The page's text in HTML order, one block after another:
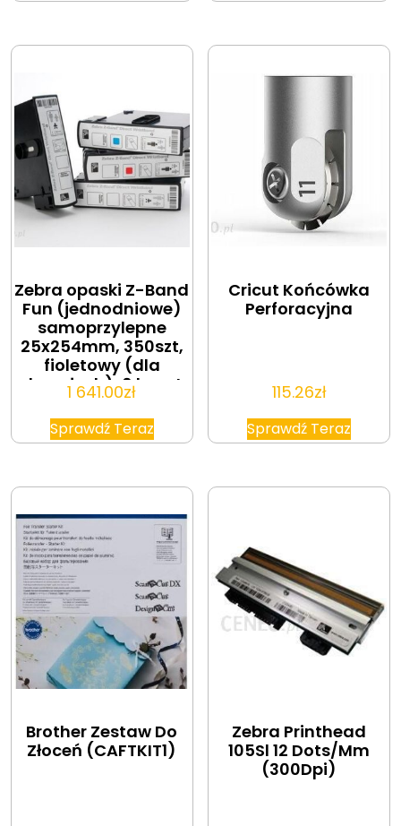
Zebra opaski Z-Band
Fun (jednodniowe)
samoprzylepne
25x254mm, 350szt,
fioletowy (dla
dorosłych), 6 kaset
do HC100
1 641.00zł
Sprawdź Teraz
Cricut Końcówka
Perforacyjna
115.26zł
Sprawdź Teraz
Brother Zestaw Do
Złoceń (CAFTKIT1)
Zebra Printhead
105Sl 12 Dots/Mm
(300Dpi)